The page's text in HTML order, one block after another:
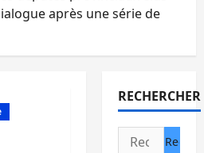
après une série de
RECHERCHER
Rechercher :